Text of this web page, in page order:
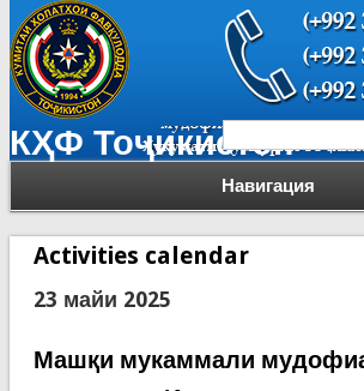
КҲФ Тоҷикистон
Навигация
Форма
Activities calendar
23 майи 2025
Машқи мукаммали